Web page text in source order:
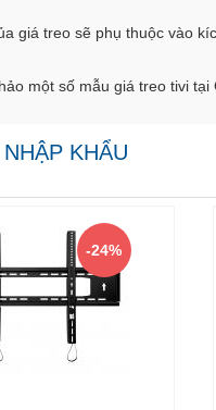
giá treo sẽ phụ thuộc vào
một số mẫu giá treo tivi
KHẨU
-24%